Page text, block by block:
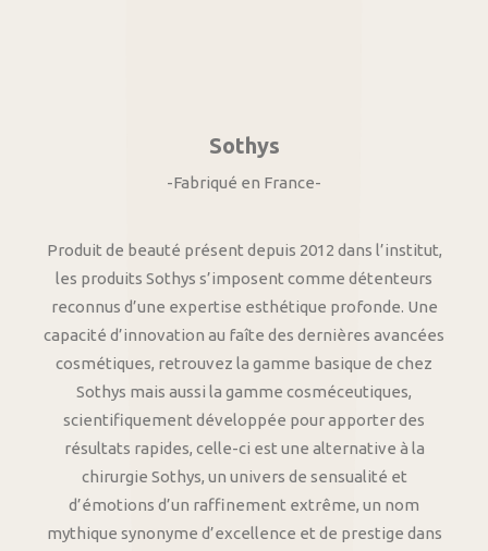
Sothys
-Fabriqué en France-
Produit de beauté présent depuis 2012 dans l’institut,
les produits Sothys s’imposent comme détenteurs
reconnus d’une expertise esthétique profonde. Une
capacité d’innovation au faîte des dernières avancées
cosmétiques, retrouvez la gamme basique de chez
Sothys mais aussi la gamme cosméceutiques,
scientifiquement développée pour apporter des
résultats rapides, celle-ci est une alternative à la
chirurgie Sothys, un univers de sensualité et
d’émotions d’un raffinement extrême, un nom
mythique synonyme d’excellence et de prestige dans